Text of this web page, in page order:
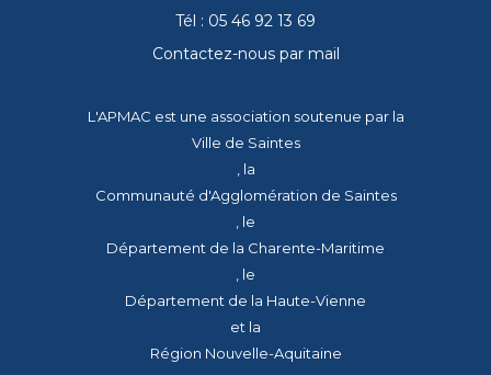
Tél : 05 46 92 13 69
Contactez-nous par mail
L'APMAC est une association soutenue par la
Ville de Saintes
, la
Communauté d'Agglomération de Saintes
, le
Département de la Charente-Maritime
, le
Département de la Haute-Vienne
et la
Région Nouvelle-Aquitaine